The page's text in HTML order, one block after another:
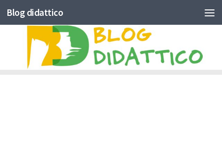
Skip to content
Blog didattico